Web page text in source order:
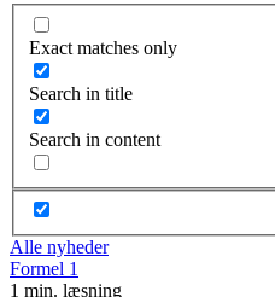
Exact matches only
Search in title
Search in content
Alle nyheder
Formel 1
1 min. læsning